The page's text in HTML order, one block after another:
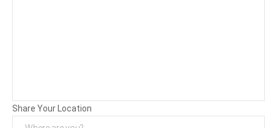
Share Your Location